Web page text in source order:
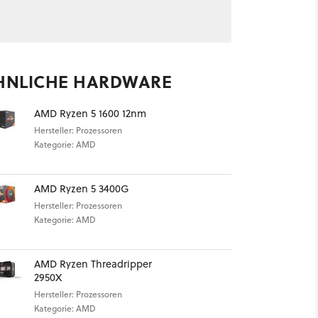
HARDWARE
AMD Ryzen 5 1600 12nm
Hersteller: Prozessoren
Kategorie: AMD
AMD Ryzen 5 3400G
Hersteller: Prozessoren
Kategorie: AMD
AMD Ryzen Threadripper
2950X
Hersteller: Prozessoren
Kategorie: AMD